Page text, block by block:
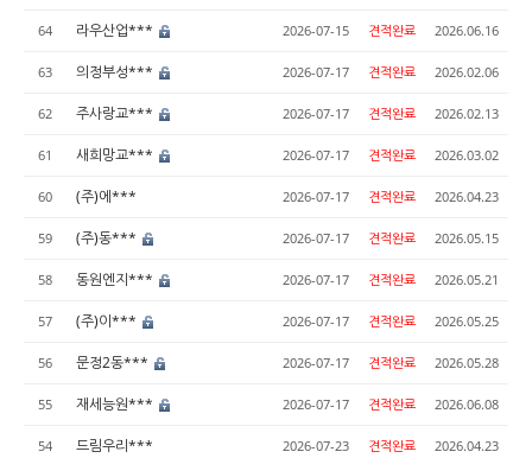
64 라우산업*** 2026-07-15 견적완료 2026.06.16
63 의정부성*** 2026-07-17 견적완료 2026.02.06
62 주사랑교*** 2026-07-17 견적완료 2026.02.13
61 새희망교*** 2026-07-17 견적완료 2026.03.02
60 (주)에*** 2026-07-17 견적완료 2026.04.23
59 (주)동*** 2026-07-17 견적완료 2026.05.15
58 동원엔지*** 2026-07-17 견적완료 2026.05.21
57 (주)이*** 2026-07-17 견적완료 2026.05.25
56 문정2동*** 2026-07-17 견적완료 2026.05.28
55 재세능원*** 2026-07-17 견적완료 2026.06.08
54 드림우리*** 2026-07-23 견적완료 2026.04.23